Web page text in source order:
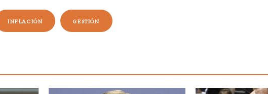
INFLACIÓN GESTIÓN